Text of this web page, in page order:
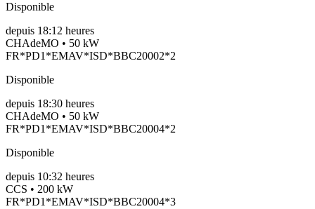
Disponible
depuis 18:12 heures
CHAdeMO • 50 kW
FR*PD1*EMAV*ISD*BBC20002*2
Disponible
depuis 18:30 heures
CHAdeMO • 50 kW
FR*PD1*EMAV*ISD*BBC20004*2
Disponible
depuis 10:32 heures
CCS • 200 kW
FR*PD1*EMAV*ISD*BBC20004*3